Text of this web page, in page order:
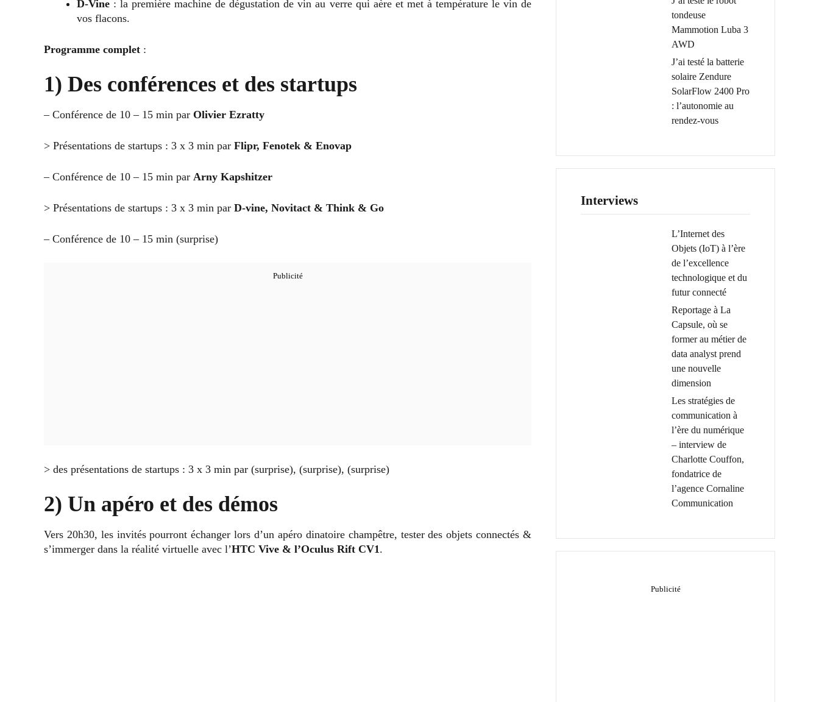
D-Vine : la première machine de dégustation de vin au verre qui aère et met à température le vin de
vos flacons.
Programme complet :
1) Des conférences et des startups
– Conférence de 10 – 15 min par Olivier Ezratty
> Présentations de startups : 3 x 3 min par Flipr, Fenotek & Enovap
– Conférence de 10 – 15 min par Arny Kapshitzer
> Présentations de startups : 3 x 3 min par D-vine, Novitact & Think & Go
– Conférence de 10 – 15 min (surprise)
> des présentations de startups : 3 x 3 min par (surprise), (surprise), (surprise)
2) Un apéro et des démos
Vers 20h30, les invités pourront échanger lors d’un apéro dinatoire champêtre, tester des objets connectés &
s’immerger dans la réalité virtuelle avec l’HTC Vive & l’Oculus Rift CV1.
tondeuse
Mammotion Luba 3
AWD
J’ai testé la batterie
solaire Zendure
SolarFlow 2400 Pro
: l’autonomie au
rendez-vous
Interviews
L’Internet des
Objets (IoT) à l’ère
de l’excellence
technologique et du
futur connecté
Reportage à La
Capsule, où se
former au métier de
data analyst prend
une nouvelle
dimension
Les stratégies de
communication à
l’ère du numérique
– interview de
Charlotte Couffon,
fondatrice de
l’agence Cornaline
Communication